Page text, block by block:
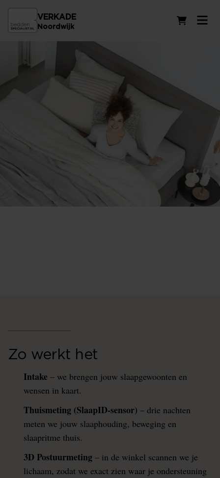
VERKADE
Noordwijk
Zo werkt het
Intake – we brengen jouw slaapgewoonten en
wensen in kaart.
Thuismeting (SlaapID-sensor) – drie nachten
meten we jouw slaaphouding, beweging en
slaapritme thuis.
3D Postuurmeting – in de winkel scannen we je
lichaam, zodat we exact zien waar je ondersteuning